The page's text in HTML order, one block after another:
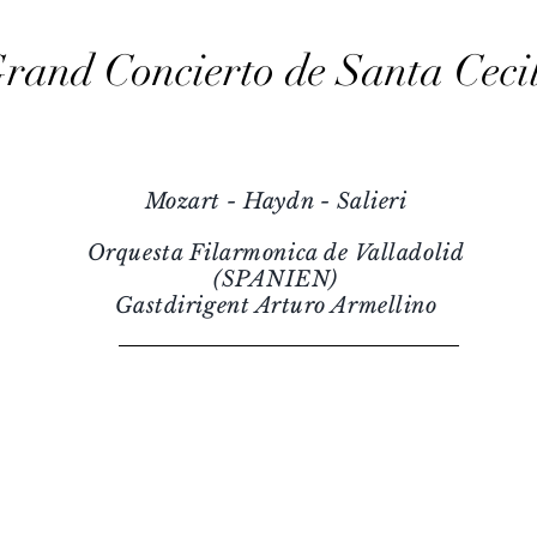
Concierto de Santa
Mozart - Haydn - Salieri
Orquesta Filarmonica de Valladolid
(SPANIEN)
Gastdirigent Arturo Armellino